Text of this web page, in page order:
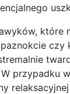
które
przypadku